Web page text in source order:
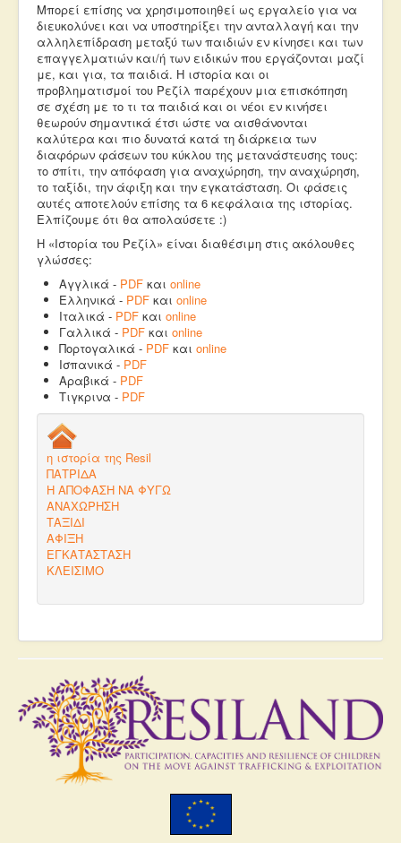
Μπορεί επίσης να χρησιμοποιηθεί ως εργαλείο για να
διευκολύνει και να υποστηρίξει την ανταλλαγή και την
αλληλεπίδραση μεταξύ των παιδιών εν κίνησει και των
επαγγελματιών και/ή των ειδικών που εργάζονται μαζί
με, και για, τα παιδιά. Η ιστορία και οι
προβληματισμοί του Ρεζίλ παρέχουν μια επισκόπηση
σε σχέση με το τι τα παιδιά και οι νέοι εν κινήσει
θεωρούν σημαντικά έτσι ώστε να αισθάνονται
καλύτερα και πιο δυνατά κατά τη διάρκεια των
διαφόρων φάσεων του κύκλου της μετανάστευσης τους:
το σπίτι, την απόφαση για αναχώρηση, την αναχώρηση,
το ταξίδι, την άφιξη και την εγκατάσταση. Οι φάσεις
αυτές αποτελούν επίσης τα 6 κεφάλαια της ιστορίας.
Ελπίζουμε ότι θα απολαύσετε :)
Η «Ιστορία του Ρεζίλ» είναι διαθέσιμη στις ακόλουθες
γλώσσες:
Αγγλικά - PDF και online
Ελληνικά - PDF και online
Ιταλικά - PDF και online
Γαλλικά - PDF και online
Πορτογαλικά - PDF και online
Ισπανικά - PDF
Αραβικά - PDF
Tιγκρινα - PDF
η ιστορία της Resil
ΠΑΤΡΙΔΑ
Η ΑΠΟΦΑΣΗ ΝΑ ΦΥΓΩ
ΑΝΑΧΩΡΗΣΗ
ΤΑΞΙΔΙ
ΑΦΙΞΗ
ΕΓΚΑΤΑΣΤΑΣΗ
ΚΛΕΙΣΙΜΟ